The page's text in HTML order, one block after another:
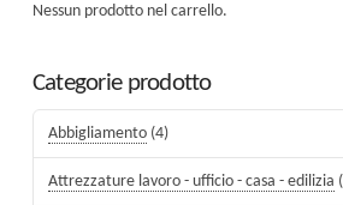
Nessun prodotto nel carrello.
Categorie prodotto
Abbigliamento (4)
Attrezzature lavoro - ufficio - casa - edilizia